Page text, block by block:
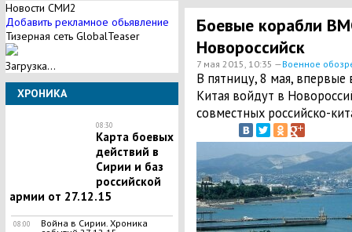
Новости СМИ2
Добавить рекламное обьявление
Тизерная сеть GlobalTeaser
Загрузка...
ХРОНИКА
08:30
Карта боевых
действий в
Сирии и баз
российской
армии от 27.12.15
08:00
Война в Сирии. Хроника
Боевые корабли
Новороссийск
7 мая 2015, 10:35 —Военное
​В пятницу, 8 мая,
Китая войдут в
совместных российско-